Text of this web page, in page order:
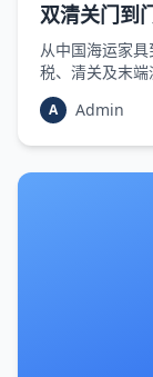
双清关门到
从中国海运家
税、清关及末
逻辑，帮你避
A Admin